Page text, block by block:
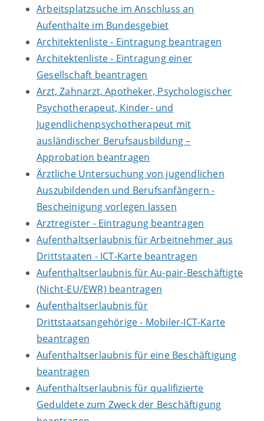
Arbeitsplatzsuche im Anschluss an
Aufenthalte im Bundesgebiet
Architektenliste - Eintragung beantragen
Architektenliste - Eintragung einer
Gesellschaft beantragen
Arzt, Zahnarzt, Apotheker, Psychologischer
Psychotherapeut, Kinder- und
Jugendlichenpsychotherapeut mit
ausländischer Berufsausbildung –
Approbation beantragen
Ärztliche Untersuchung von jugendlichen
Auszubildenden und Berufsanfängern -
Bescheinigung vorlegen lassen
Arztregister - Eintragung beantragen
Aufenthaltserlaubnis für Arbeitnehmer aus
Drittstaaten - ICT-Karte beantragen
Aufenthaltserlaubnis für Au-pair-Beschäftigte
(Nicht-EU/EWR) beantragen
Aufenthaltserlaubnis für
Drittstaatsangehörige - Mobiler-ICT-Karte
beantragen
Aufenthaltserlaubnis für eine Beschäftigung
beantragen
Aufenthaltserlaubnis für qualifizierte
Geduldete zum Zweck der Beschäftigung